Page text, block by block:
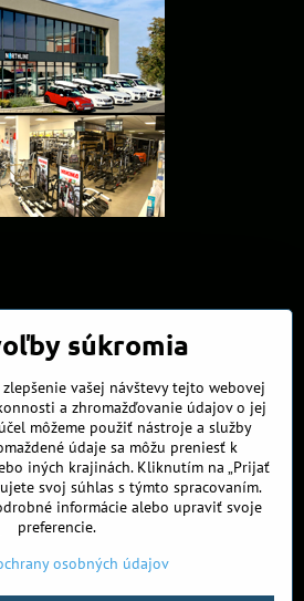
súkromia
vašej návštevy tejto webovej
a zhromažďovanie údajov o jej
môžeme použiť nástroje a služby
údaje sa môžu preniesť k
iných krajinách. Kliknutím na „Prijať
svoj súhlas s týmto spracovaním.
informácie alebo upraviť svoje
preferencie.
osobných údajov